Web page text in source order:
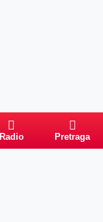
Radio Pretraga